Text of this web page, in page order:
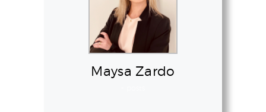
Maysa Zardo